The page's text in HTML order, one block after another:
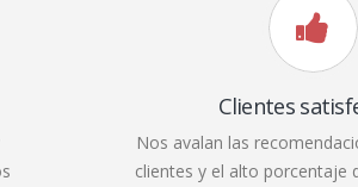
Clientes
Nos avalan las
clientes y el alto porcentaje